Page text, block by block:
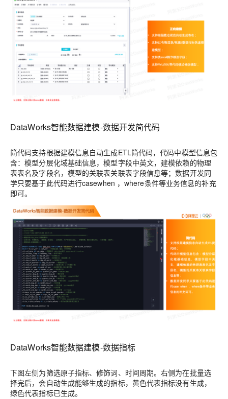
DataWorks智能数据建模-数据开发简代码
简代码支持根据建模信息自动生成ETL简代码，代码中模型信息包
含：模型分层化域基础信息，模型字段中英文，建模依赖的物理
表表名及字段名，模型的关联表关联表字段信息等；数据开发同
学只要基于此代码进行casewhen ，where条件等业务信息的补充
即可。
DataWorks智能数据建模-数据指标
下图左侧为筛选原子指标、修饰词、时间周期。右侧为在批量选
择完后，会自动生成能够生成的指标，黄色代表指标没有生成，
绿色代表指标已生成。